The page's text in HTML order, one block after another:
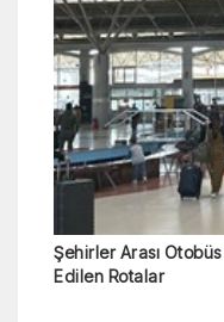
Şehirler Arası
Edilen Rotalar